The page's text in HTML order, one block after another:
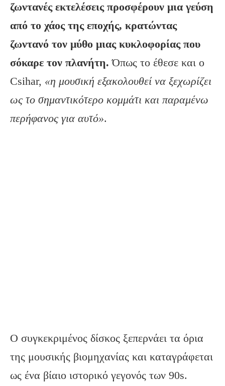
ζωντανές εκτελέσεις προσφέρουν μια γεύση
από το χάος της εποχής, κρατώντας
ζωντανό τον μύθο μιας κυκλοφορίας που
σόκαρε τον πλανήτη. Όπως το έθεσε και ο
Csihar, «η μουσική εξακολουθεί να ξεχωρίζει
ως το σημαντικότερο κομμάτι και παραμένω
περήφανος για αυτό».
Ο συγκεκριμένος δίσκος ξεπερνάει τα όρια
της μουσικής βιομηχανίας και καταγράφεται
ως ένα βίαιο ιστορικό γεγονός των 90s.